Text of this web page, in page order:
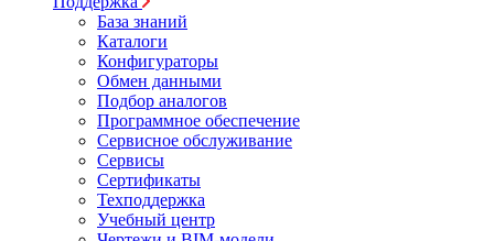
База знаний
Каталоги
Конфигураторы
Обмен данными
Подбор аналогов
Программное обеспечение
Сервисное обслуживание
Сервисы
Сертификаты
Техподдержка
Учебный центр